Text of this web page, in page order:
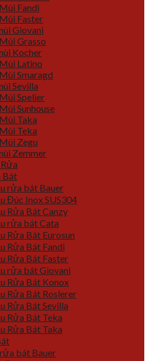
Fandi
Faster
Giovani
Grasso
Kocher
Latino
Smaragd
Sevilla
Spelier
Sunhouse
Taka
Teka
Zegu
Zemmer
Bát
rửa bát Bauer
Đúc Inox SUS304
Rửa Bát Canzy
rửa bát Cata
Rửa Bát Eurosun
Rửa Bát Fandi
Rửa Bát Faster
rửa bát Giovani
Rửa Bát Konox
Rửa Bát Roslerer
Rửa Bát Sevilla
Rửa Bát Teka
Rửa Bát Taka
bát Bauer